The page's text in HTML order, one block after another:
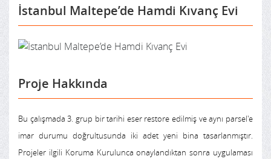
İstanbul Maltepe’de Hamdi Kıvanç Evi
Proje Hakkında
Bu çalışmada 3. grup bir tarihi eser restore edilmiş ve aynı parsel'e
imar durumu doğrultusunda iki adet yeni bina tasarlanmıştır.
Projeler ilgili Koruma Kurulunca onaylandıktan sonra uygulaması